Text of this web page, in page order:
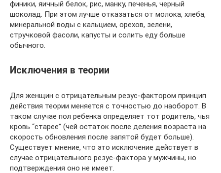
финики, яичный белок, рис, манку, печенья, черный
шоколад. При этом лучше отказаться от молока, хлеба,
минеральной воды с кальцием, орехов, зелени,
стручковой фасоли, капусты и солить еду больше
обычного.
Исключения в теории
Для женщин с отрицательным резус-фактором принцип
действия теории меняется с точностью до наоборот. В
таком случае пол ребенка определяет тот родитель, чья
кровь “старее” (чей остаток после деления возраста на
скорость обновления после запятой будет больше).
Существует мнение, что это исключение действует в
случае отрицательного резус-фактора у мужчины, но
подтверждения оно не имеет.